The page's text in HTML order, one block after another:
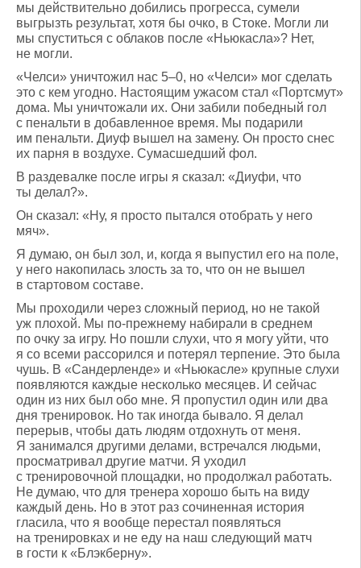
мы действительно добились прогресса, сумели
выгрызть результат, хотя бы очко, в Стоке. Могли ли
мы спуститься с облаков после «Ньюкасла»? Нет,
не могли.
«Челси» уничтожил нас 5–0, но «Челси» мог сделать
это с кем угодно. Настоящим ужасом стал «Портсмут»
дома. Мы уничтожали их. Они забили победный гол
с пенальти в добавленное время. Мы подарили
им пенальти. Диуф вышел на замену. Он просто снес
их парня в воздухе. Сумасшедший фол.
В раздевалке после игры я сказал: «Диуфи, что
ты делал?».
Он сказал: «Ну, я просто пытался отобрать у него
мяч».
Я думаю, он был зол, и, когда я выпустил его на поле,
у него накопилась злость за то, что он не вышел
в стартовом составе.
Мы проходили через сложный период, но не такой
уж плохой. Мы по-прежнему набирали в среднем
по очку за игру. Но пошли слухи, что я могу уйти, что
я со всеми рассорился и потерял терпение. Это была
чушь. В «Сандерленде» и «Ньюкасле» крупные слухи
появляются каждые несколько месяцев. И сейчас
один из них был обо мне. Я пропустил один или два
дня тренировок. Но так иногда бывало. Я делал
перерыв, чтобы дать людям отдохнуть от меня.
Я занимался другими делами, встречался людьми,
просматривал другие матчи. Я уходил
с тренировочной площадки, но продолжал работать.
Не думаю, что для тренера хорошо быть на виду
каждый день. Но в этот раз сочиненная история
гласила, что я вообще перестал появляться
на тренировках и не еду на наш следующий матч
в гости к «Блэкберну».